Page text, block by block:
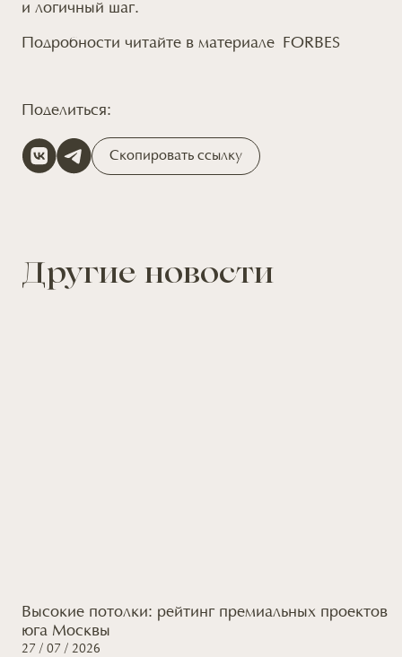
и логичный шаг.
Подробности читайте в материале FORBES
Поделиться:
Скопировать ссылку
Другие новости
Высокие потолки: рейтинг премиальных проектов
юга Москвы
27 / 07 / 2026